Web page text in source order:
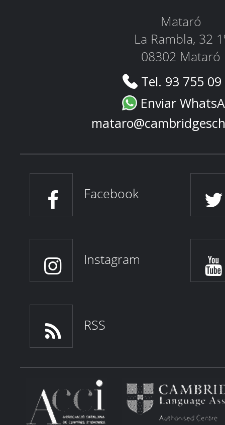
Mataró
La Rambla, 32
08302 Mataró
Tel. 93 755
Enviar
Facebook
Instagram
RSS